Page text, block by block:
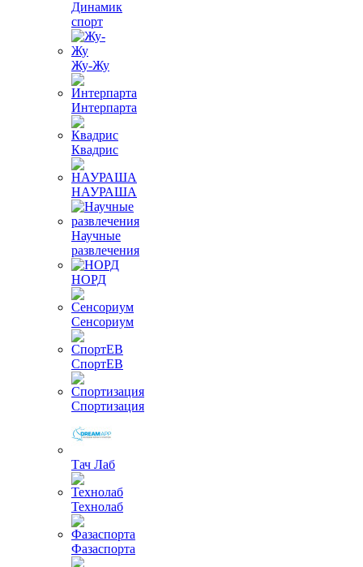
Динамик
спорт
Жу-Жу
Интерпарта
Квадрис
НАУРАША
Научные
развлечения
НОРД
Сенсориум
СпортЕВ
Спортизация
Тач Лаб
Технолаб
Фазаспорта